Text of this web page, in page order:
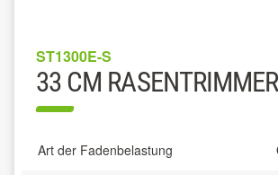
ST1300E-S
33 CM RASENTRIMMER
Art der Fadenbelastung